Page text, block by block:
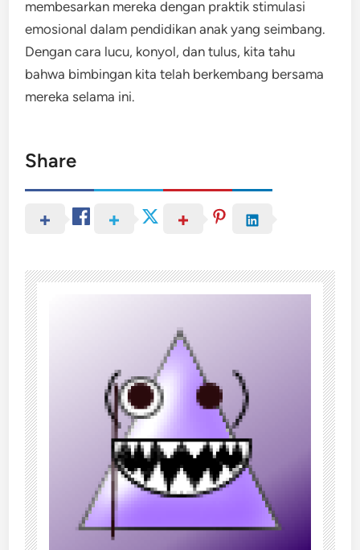
membesarkan mereka dengan praktik stimulasi
emosional dalam pendidikan anak yang seimbang.
Dengan cara lucu, konyol, dan tulus, kita tahu
bahwa bimbingan kita telah berkembang bersama
mereka selama ini.
Share